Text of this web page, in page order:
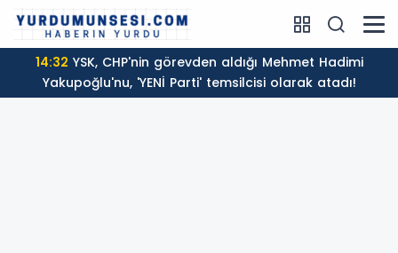
14:32
Yakupoğlu'nu, 'YENİ Parti' temsilcisi olarak atadı!